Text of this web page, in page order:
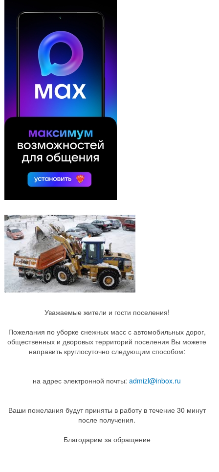
Уважаемые жители и гости поселения!
Пожелания по уборке снежных масс с автомобильных дорог,
общественных и дворовых территорий поселения Вы можете
направить круглосуточно следующим способом:
на адрес электронной почты: admizl@inbox.ru
Ваши пожелания будут приняты в работу в течение 30 минут
после получения.
Благодарим за обращение